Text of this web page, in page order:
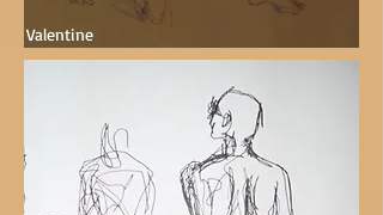
Valentine